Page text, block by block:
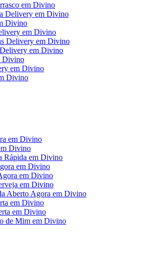
em Divino
Delivery em Divino
Divino
em Divino
Delivery em Divino
em Divino
Divino
em Divino
Divino
em Divino
Divino
Rápida em Divino
em Divino
em Divino
em Divino
Aberto Agora em Divino
em Divino
em Divino
de Mim em Divino